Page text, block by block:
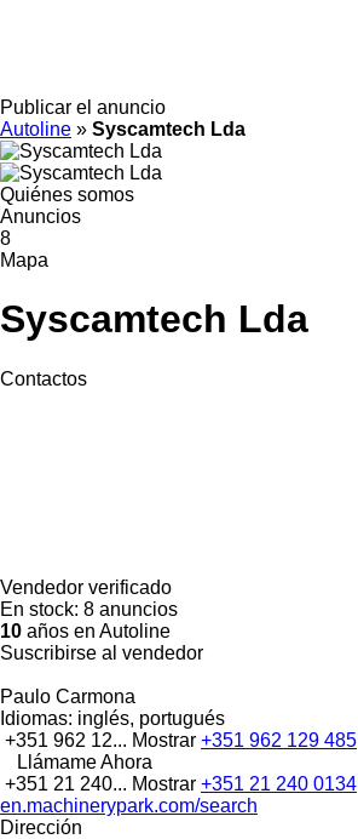
Publicar el anuncio
Autoline » Syscamtech Lda
Quiénes somos
Anuncios
8
Mapa
Syscamtech Lda
Contactos
Vendedor verificado
En stock: 8 anuncios
10 años en Autoline
Suscribirse al vendedor
Paulo Carmona
Idiomas: inglés, portugués
+351 962 12... Mostrar +351 962 129 485
Llámame Ahora
+351 21 240... Mostrar +351 21 240 0134
en.machinerypark.com/search
Dirección